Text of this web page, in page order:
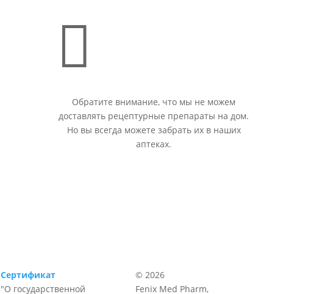

Обратите внимание, что мы не можем
доставлять рецептурные препараты на дом.
Но вы всегда можете забрать их в наших
аптеках.
Сертификат
"О государственной
© 2026
Fenix Med Pharm,